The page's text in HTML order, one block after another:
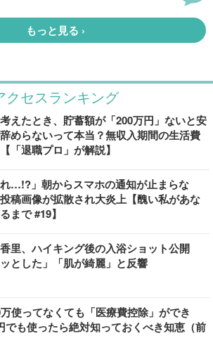
クセスランキング
えたとき、貯蓄額が「200万円」ないと安
めらないって本当？無収入期間の生活費
「退職プロ」が解説】
れ…!?」朝からスマホの通知が止まらな
稿画像が拡散され大炎上【醜い私があな
まで #19】
里、ハイキング後の入浴ショット公開
ッとした」「肌が綺麗」と反響
使ってなくても「医療費控除」ができ
でも使ったら絶対知っておくべき知恵（前